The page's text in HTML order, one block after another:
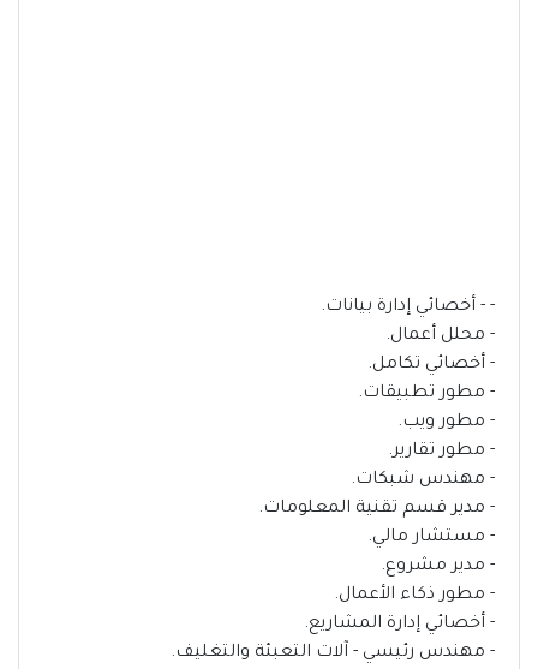
- - أخصائي إدارة بيانات.
- محلل أعمال.
- أخصائي تكامل.
- مطور تطبيقات.
- مطور ويب.
- مطور تقارير.
- مهندس شبكات.
- مدير قسم تقنية المعلومات.
- مستشار مالي.
- مدير مشروع.
- مطور ذكاء الأعمال.
- أخصائي إدارة المشاريع.
- مهندس رئيسي - آلات التعبئة والتغليف.